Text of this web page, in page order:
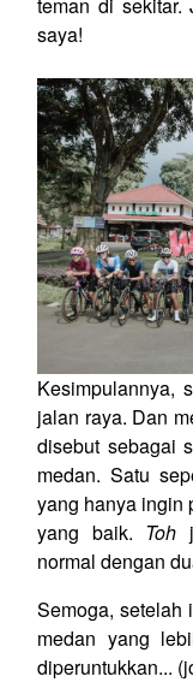
saya!
Kesimpulannya,
jalan raya. Dan
disebut sebagai
medan. Satu
yang hanya ingin
yang baik. Toh
normal dengan
Semoga, setelah
medan yang
diperuntukkan...